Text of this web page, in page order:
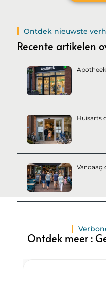
Ontdek nieuwste
Recente artikelen
Huisarts
Vandaag
Ontdek meer :